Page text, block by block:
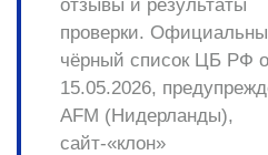
отзывы и результаты
проверки.
чёрный список ЦБ РФ
15.05.2026,
AFM (Нидерланды),
сайт-«клон»